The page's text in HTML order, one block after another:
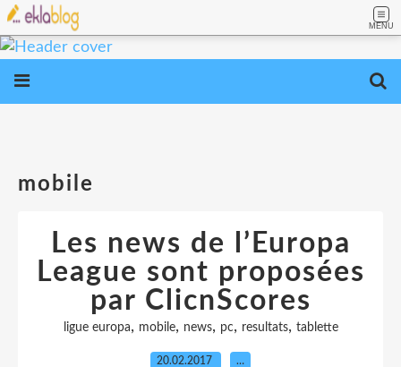
MENU
mobile
Les news de l’Europa
League sont proposées
par ClicnScores
ligue europa, mobile, news, pc, resultats, tablette
20.02.2017 …